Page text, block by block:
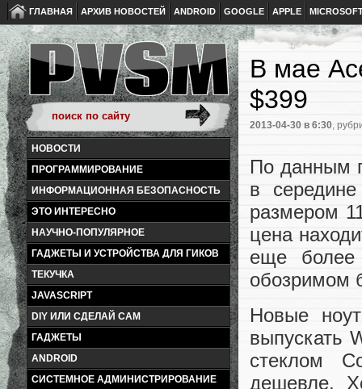
ГЛАВНАЯ АРХИВ НОВОСТЕЙ ANDROID GOOGLE APPLE
НОВОСТИ
ПРОГРАММИРОВАНИЕ
ИНФОРМАЦИОННАЯ БЕЗОПАСНОСТЬ
ЭТО ИНТЕРЕСНО
НАУЧНО-ПОПУЛЯРНОЕ
ГАДЖЕТЫ И УСТРОЙСТВА ДЛЯ ГИКОВ
ТЕКУЧКА
JAVASCRIPT
DIY ИЛИ СДЕЛАЙ САМ
ГАДЖЕТЫ
ANDROID
СИСТЕМНОЕ АДМИНИСТРИРОВАНИЕ
В мае
$399
2013-04-30 в 6:30,
По данным
в
размером
цена
еще
обозримом
Новые
выпускать
стеклом
дешевле.